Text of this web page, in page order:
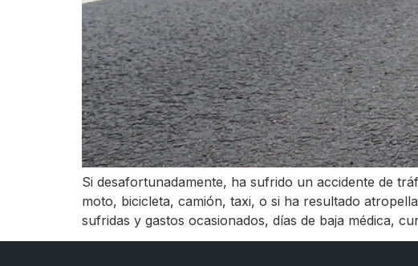
Si desafortunadamente, ha sufrido un accidente de
moto, bicicleta, camión, taxi, o si ha resultado
sufridas y gastos ocasionados, días de baja médica,